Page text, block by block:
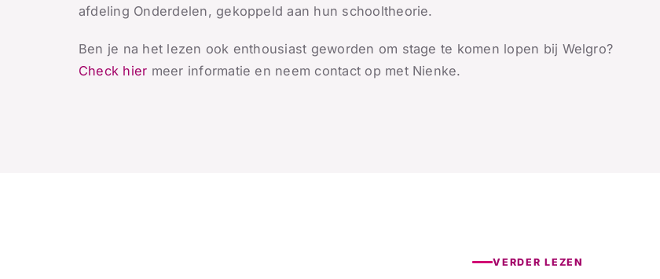
afdeling Onderdelen, gekoppeld aan hun schooltheorie.
Ben je na het lezen ook enthousiast geworden om stage te komen lopen bij Welgro?
Check hier meer informatie en neem contact op met Nienke.
VERDER LEZEN